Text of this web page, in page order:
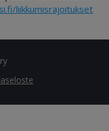
liikkumisrajoitukset